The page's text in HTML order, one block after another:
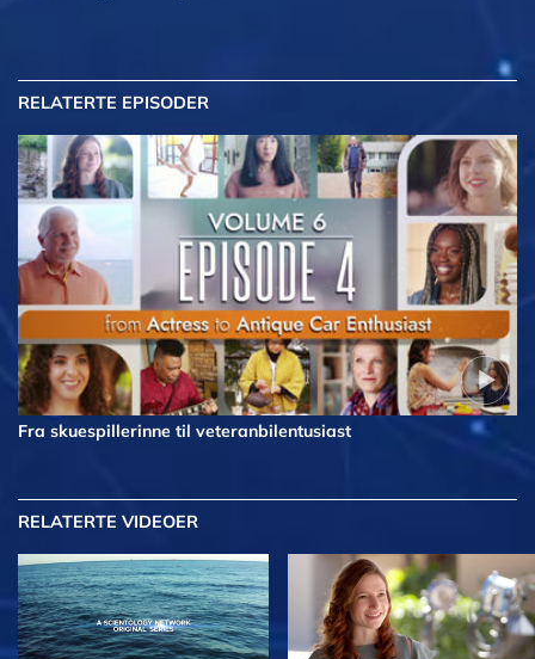
RELATERTE EPISODER
Fra skuespillerinne til veteranbilentusiast
RELATERTE VIDEOER